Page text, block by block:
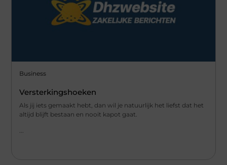
Business
Versterkingshoeken
Als jij iets gemaakt hebt, dan wil je natuurlijk het liefst dat het
altijd blijft bestaan en nooit kapot gaat.
...